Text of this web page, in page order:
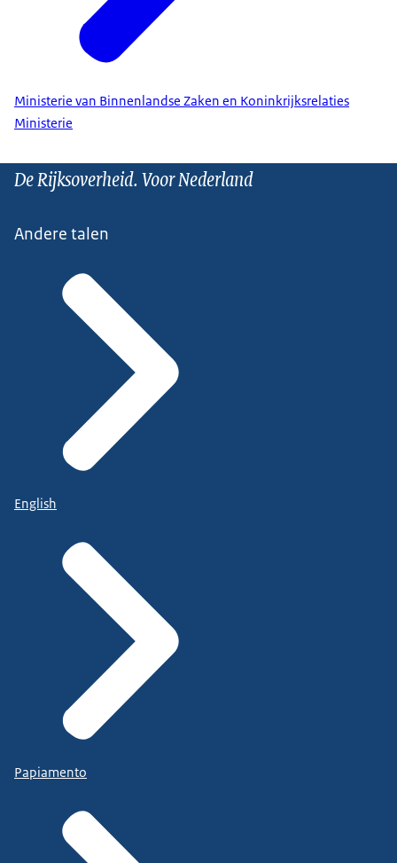
Ministerie van Binnenlandse Zaken en Koninkrijksrelaties
Ministerie
De Rijksoverheid. Voor Nederland
Andere talen
English
Papiamento